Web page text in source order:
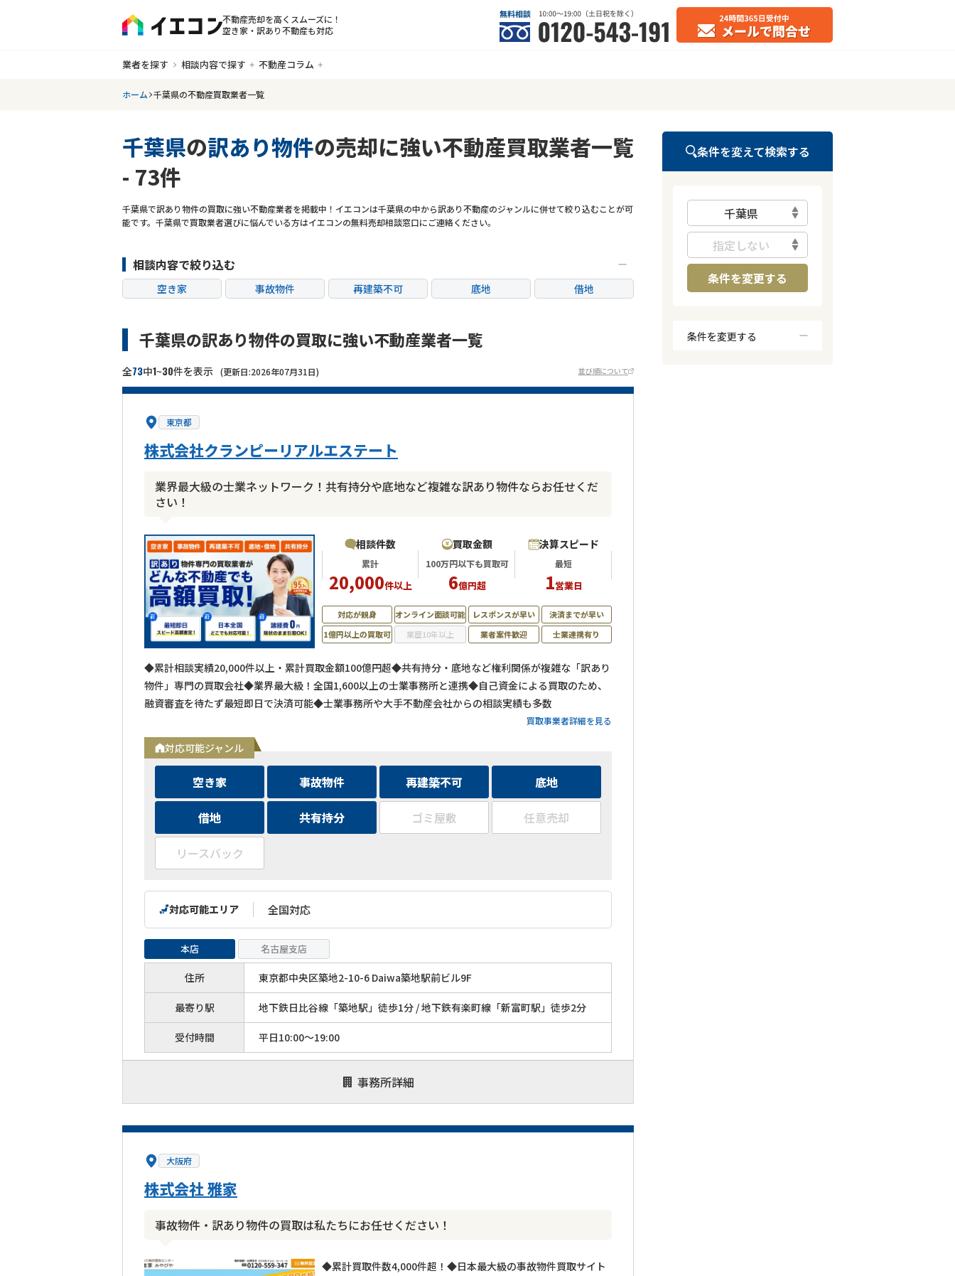
不動産売却を高くスムーズに！
空き家・訳あり不動産も対応
業者を探す 相談内容で探す 不動産コラム
ホーム 千葉県の不動産買取業者一覧
千葉県の訳あり物件の売却に強い不動産買取業者一覧
- 73件
千葉県で訳あり物件の買取に強い不動産業者を掲載中！イエコンは千葉県の中から訳あり不動産のジャンルに併せて絞り込むことが可
能です。千葉県で買取業者選びに悩んでいる方はイエコンの無料売却相談窓口にご連絡ください。
相談内容で絞り込む
空き家 事故物件 再建築不可 底地
借地
千葉県の訳あり物件の買取に強い不動産業者一覧
全73中1~30件を表示 (更新日:2026年07月31日) 並び順について
東京都
株式会社クランピーリアルエステート
業界最大級の士業ネットワーク！共有持分や底地など複雑な訳あり物件ならお任せくだ
さい！
相談件数
累計
20,000件以上
買取金額
100万円以下も買取可
6億円超
決算スピード
最短
1営業日
◆累計相談実績20,000件以上・累計買取金額100億円超◆共有持分・底地など権利関係が複雑な「訳あり
物件」専門の買取会社◆業界最大級！全国1,600以上の士業事務所と連携◆自己資金による買取のため、
融資審査を待たず最短即日で決済可能◆士業事務所や大手不動産会社からの相談実績も多数
買取事業者詳細を見る
対応可能ジャンル
空き家 事故物件 再建築不可 底地
借地 共有持分 ゴミ屋敷 任意売却
リースバック
本店 名古屋支店
住所 東京都中央区築地2-10-6 Daiwa築地駅前ビル9F
最寄り駅 地下鉄日比谷線「築地駅」徒歩1分 / 地下鉄有楽町線「新富町駅」徒歩2分
受付時間 平日10:00～19:00
事務所詳細
対応可能エリア 全国対応
対応が親身 オンライン面談可能 レスポンスが早い
決済までが早い
1億円以上の買取可
業歴10年以上 業者案件歓迎 士業連携有り
大阪府
株式会社 雅家
事故物件・訳あり物件の買取は私たちにお任せください！
◆累計買取件数4,000件超！◆日本最大級の事故物件買取サイト
条件を変えて検索する
千葉県
指定しない
条件を変更する
条件を変更する